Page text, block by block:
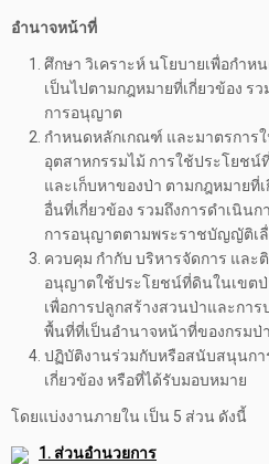
อำนาจหน้าที่
ศึกษา วิเคราะห์ นโยบายเพื่อกำ
เป็นไปตามกฎหมายที่เกี่ยวข้อง ร
การอนุญาต
กำหนดหลักเกณฑ์ และมาตรการ
อุตสาหกรรมไม้ การใช้ประโยชน์
และเก็บหาของป่า ตามกฎหมายที่
อื่นที่เกี่ยวข้อง รวมถึงการดำเนินก
การอนุญาตตามพระราชบัญญัติเลื่
ควบคุม กำกับ บริหารจัดการ และ
อนุญาตใช้ประโยชน์ที่ดินในเขต
เพื่อการปลูกสร้างสวนป่าและกา
พื้นที่ที่เป็นอำนาจหน้าที่ของกรมป่
ปฏิบัติงานร่วมกับหรือสนับสนุนก
เกี่ยวข้อง หรือที่ได้รับมอบหมาย
โดยแบ่งงานภายใน เป็น 5 ส่วน ดังนี้
1. ส่วนอำนวยการ